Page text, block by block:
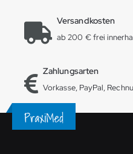
Versandkosten
ab 200 € frei
Zahlungsarten
Vorkasse, PayPal,